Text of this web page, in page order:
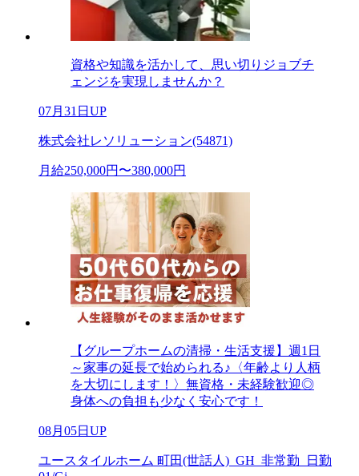
資格や知識を活かして、思い切りジョブチ
ェンジを実現しませんか？
07月31日UP
株式会社レソリューション(54871)
月給250,000円〜380,000円
【グループホームの清掃・生活支援】週1日
～家事の延長で始められる♪〈年齢より人柄
を大切にします！〉無資格・未経験歓迎◎
身体への負担も少なく安心です！
08月05日UP
ユースタイルホーム 町田(世話人)_GH_非常勤_日勤